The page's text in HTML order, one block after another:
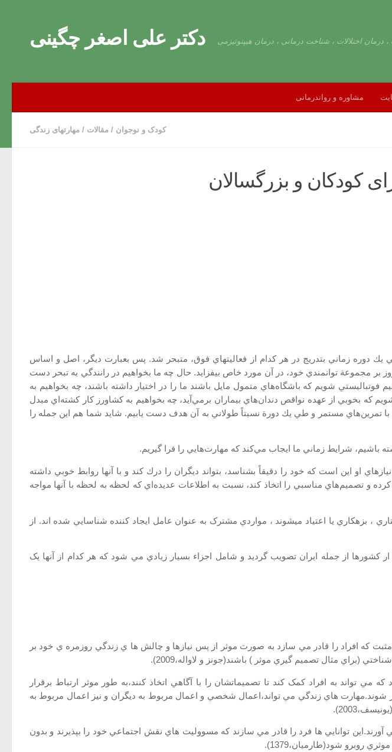
دکتر علی اصغر چگینی درمان اختلالات ، شناخت درمانی ، درمان هیپنوتیزمی
مشاوره و رواندرمانی
کودک و نوجوان / مقالات / مهارتهای زندگی
کودکان و بزرگسالان
دوره زماني بتدريج در هر كدام از فعاليتهاي فوق، متبحر شد. پس بعبارت ديگر، اصل و اساس‌
مجموعة توانمندي خود، در آن مورد خاص بيفزايد. حال چه ما بخواهيم در رانندگي به تبحر دست
شويم كه باشگاه‌هاي متمول مايل باشند ما را در اختيار داشته باشند، چه بخواهيم به
بخوبي از عهده نواقص دندان‌هاي بيماران برمي‌آيد، چه بخواهيم به كشاورز كار كشته‌اي مبدل
تمرين‌هاي مستمر و طي يك دورة نسبتاً طولاني به آن هدف دست يابيم. شايد شما هم اين جمله را
باشيم، شرايط زماني ما ايجاب مي‌كند كه مهارت‌هايي را فرا گيريم.
او اين است كه خود را دقيقاً بشناسد، بتواند ديگران را درك كند و با آنها روابط خوبي داشته
و تصميم‌هاي مناسبي را اتخاذ كند، نسبت به اطلاعات عديده‌اي كه لحظه به لحظه با آنها مواجه
، بزهکاري يا اعتياد ميشوند ، مواردي مشترک به عنوان عامل ايجاد کننده شناسايي شده اند. از
کرد که اين قانون در بسياري ار کشورها از جمله ايران تصويب گرديد و شامل اجزاء بسيار زيادي مي شود که هر کدام از آنها يک
و مثبت که افراد را قادر مي سازد به صورت موثر از پس نيازها و چالش ها ي زندگي روزمره ي خود بر
(براي مثال تصميم گيري موثر ) باشند(جونز و لاواله،2009).
به افراد کمک کند تا تصميماتشان را با آگاهي اتخاذ کنند،به طور موثر ارتباط برقرار
هاي زندگي مي تواند،اعمال شخصي و اعمال مربوط به ديگران و نيز اعمال مربوط به
توانايي ها فرد را قادر مي سازند که مسووليت هاي نقش اجتماعي خود را بپذيرند و بدون
روبرو شود(طارميان،1379).